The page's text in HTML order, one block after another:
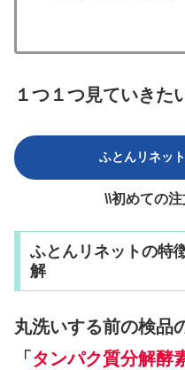
１つ１つ見ていきた
ふとんリネッ
\\初めての
ふとんリネットの特
解
丸洗いする前の検品
「 タンパク質分解酵